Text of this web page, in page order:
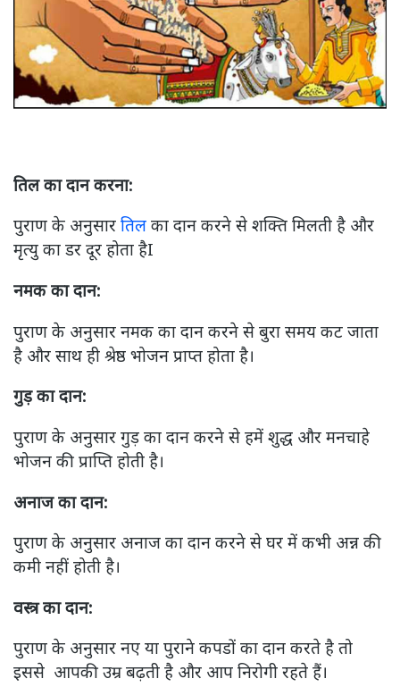
तिल का दान करना:
पुराण के अनुसार तिल का दान करने से शक्ति मिलती है और
मृत्यु का डर दूर होता हैI
नमक का दान:
पुराण के अनुसार नमक का दान करने से बुरा समय कट जाता
है और साथ ही श्रेष्ठ भोजन प्राप्त होता है।
गुड़ का दान:
पुराण के अनुसार गुड़ का दान करने से हमें शुद्ध और मनचाहे
भोजन की प्राप्ति होती है।
अनाज का दान:
पुराण के अनुसार अनाज का दान करने से घर में कभी अन्न की
कमी नहीं होती है।
वस्त्र का दान:
पुराण के अनुसार नए या पुराने कपडों का दान करते है तो
इससे आपकी उम्र बढ़ती है और आप निरोगी रहते हैं।